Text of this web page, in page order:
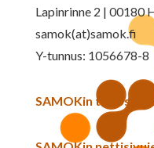
Lapinrinne 2 | 00180
samok(at)samok.fi
Y-tunnus: 1056678-8
SAMOKin